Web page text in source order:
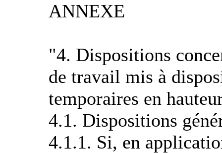
ANNEXE
"4. Dispositions
de travail mis à
temporaires en
4.1. Dispositions
4.1.1. Si, en